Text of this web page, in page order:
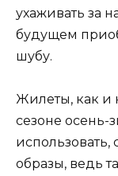
ухаживать за
будущем
шубу.
Жилеты, как и
сезоне осень-
использовать,
образы, ведь